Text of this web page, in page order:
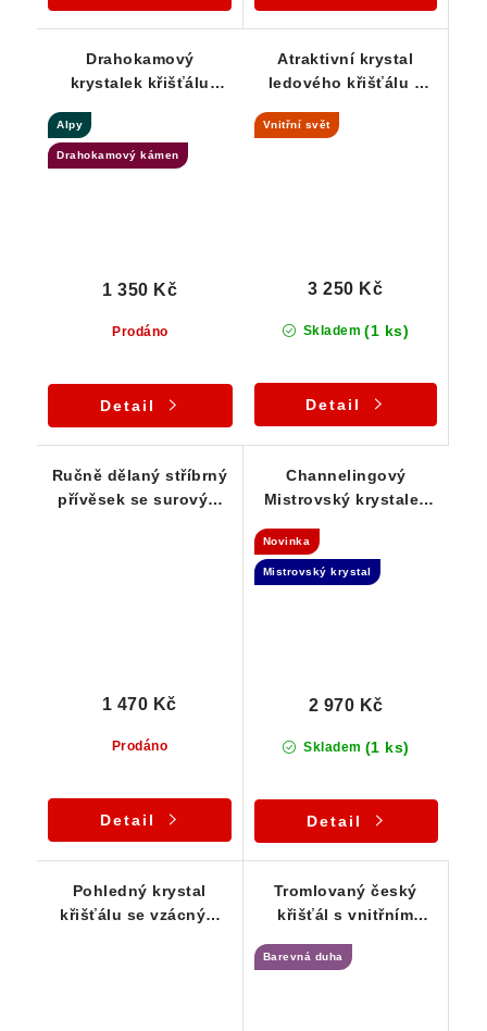
Drahokamový
krystalek křišťálu
Alpy
Drahokamový kámen
Prodáno
1 350 Kč
Detail
Atraktivní krystal
ledového křišťálu s
Stříbrný přívěsek
Vnitřní svět
Skladem (1 ks)
3 250 Kč
Detail
Ručně dělaný stříbrný
přívěsek se surovým
Prodáno
1 470 Kč
Detail
Channelingový
Mistrovský krystalek
Fantomu
Novinka
Mistrovský krystal
Skladem (1 ks)
2 970 Kč
Detail
Pohledný krystal
křišťálu se vzácným
Tromlovaný český
křišťál s vnitřním
přívěsek
Barevná duha